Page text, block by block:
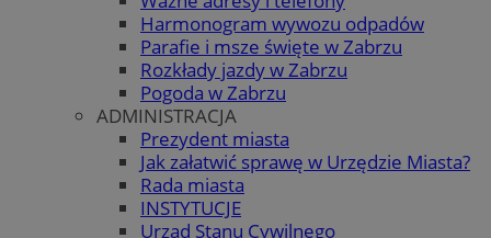
Harmonogram wywozu odpadów
Parafie i msze święte w Zabrzu
Rozkłady jazdy w Zabrzu
Pogoda w Zabrzu
ADMINISTRACJA
Prezydent miasta
Jak załatwić sprawę w Urzędzie Miasta?
Rada miasta
INSTYTUCJE
Urząd Stanu Cywilnego